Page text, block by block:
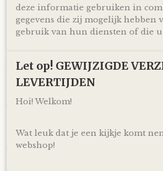
en uiteraard netjes als cadeau
doorzichtig folie en lint, zodat je
doen!
Je kunt je bestelling dagelijks,op
in Kloosterveen Assen.
via PostNL pakketservice inclusief
ouders (to be) ook mogelijk! En
kan je een eigen wens of berichtje
deze informatie gebruiken in
gegevens die zij mogelijk hebben
gebruik van hun diensten of die
Let op! GEWIJZIGDE
LEVERTIJDEN
Hoi! Welkom!
Wat leuk dat je een kijkje komt
webshop!